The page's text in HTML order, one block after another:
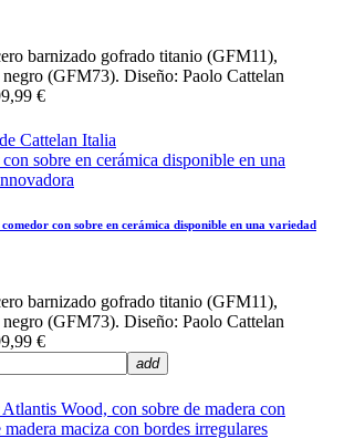
barnizado gofrado titanio (GFM11),
(GFM73). Diseño: Paolo Cattelan
€
con sobre en cerámica disponible en una variedad
barnizado gofrado titanio (GFM11),
(GFM73). Diseño: Paolo Cattelan
€
add